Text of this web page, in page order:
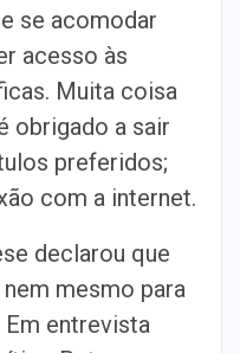
se acomodar
acesso às
Muita coisa
obrigado a sair
preferidos;
com a internet.
declarou que
mesmo para
entrevista